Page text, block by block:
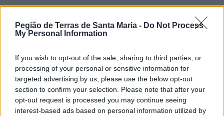
Pegião de Terras de Santa Maria - Do Not Process
My Personal Information
If you wish to opt-out of the sale, sharing to third parties, or
processing of your personal or sensitive information for
targeted advertising by us, please use the below opt-out
section to confirm your selection. Please note that after your
opt-out request is processed you may continue seeing
interest-based ads based on personal information utilized by